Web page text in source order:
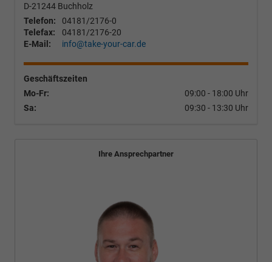
D-21244 Buchholz
Telefon:
04181/2176-0
Telefax:
04181/2176-20
E-Mail:
info@take-your-car.de
Geschäftszeiten
Mo-Fr:
09:00 - 18:00 Uhr
Sa:
09:30 - 13:30 Uhr
Ihre Ansprechpartner